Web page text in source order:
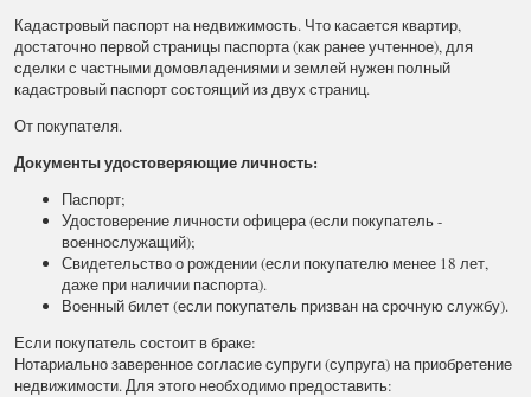
Кадастровый паспорт на недвижимость. Что касается квартир,
достаточно первой страницы паспорта (как ранее учтенное), для
сделки с частными домовладениями и землей нужен полный
кадастровый паспорт состоящий из двух страниц.
От покупателя.
Документы удостоверяющие личность:
Паспорт;
Удостоверение личности офицера (если покупатель -
военнослужащий);
Свидетельство о рождении (если покупателю менее 18 лет,
даже при наличии паспорта).
Военный билет (если покупатель призван на срочную службу).
Если покупатель состоит в браке:
Нотариально заверенное согласие супруги (супруга) на приобретение
недвижимости. Для этого необходимо предоставить: